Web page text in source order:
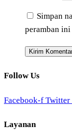
Simpan
peramban
Follow Us
Facebook-f Twitter
Layanan